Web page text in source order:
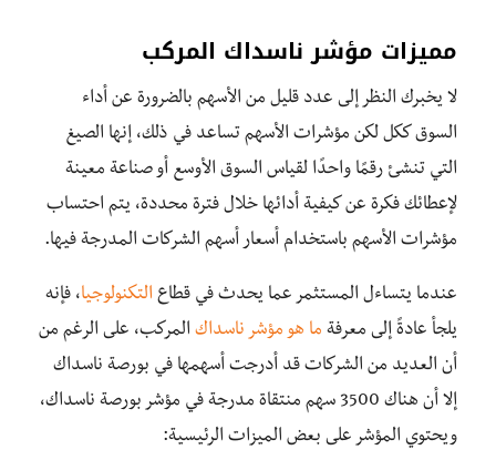
مميزات مؤشر ناسداك المركب
لا يخبرك النظر إلى عدد قليل من الأسهم بالضرورة عن أداء
السوق ككل لكن مؤشرات الأسهم تساعد في ذلك، إنها الصيغ
التي تنشئ رقمًا واحدًا لقياس السوق الأوسع أو صناعة معينة
لإعطائك فكرة عن كيفية أدائها خلال فترة محددة، يتم احتساب
مؤشرات الأسهم باستخدام أسعار أسهم الشركات المدرجة فيها.
عندما يتساءل المستثمر عما يحدث في قطاع التكنولوجيا، فإنه
يلجأ عادةً إلى معرفة ما هو مؤشر ناسداك المركب، على الرغم من
أن العديد من الشركات قد أدرجت أسهمها في بورصة ناسداك
إلا أن هناك 3500 سهم منتقاة مدرجة في مؤشر بورصة ناسداك،
ويحتوي المؤشر على بعض الميزات الرئيسية: